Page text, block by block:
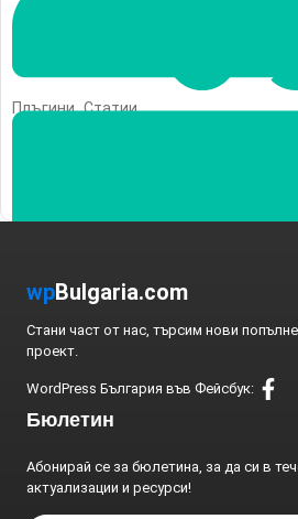
Плъгини,Статии
11/12/2025
wpBulgaria.com
Стани част от нас, търсим нови
проект.
WordPress България във Фейсбук:
Бюлетин
Абонирай се за бюлетина, за да си в
актуализации и ресурси!